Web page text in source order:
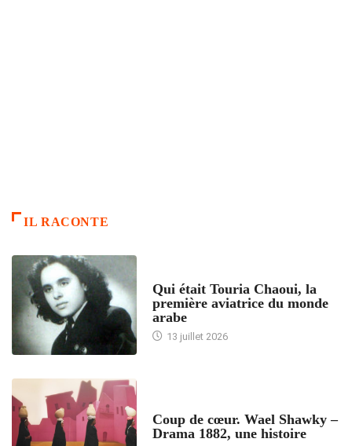
IL RACONTE
Qui était Touria Chaoui, la
première aviatrice du monde
arabe
13 juillet 2026
Coup de cœur. Wael Shawky –
Drama 1882, une histoire